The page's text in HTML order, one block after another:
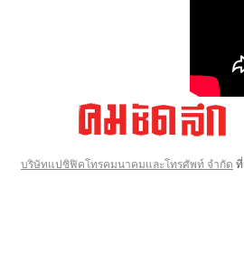
บริษัทแปซิฟิคโทรคมนาคมและโทรศัพท์ จำกัด ที่